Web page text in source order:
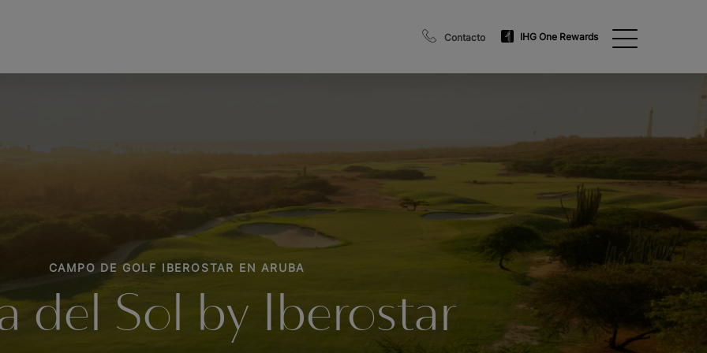
Contacto IHG One Rewards
CAMPO DE GOLF IBEROSTAR EN ARUBA
del Sol by Iberostar